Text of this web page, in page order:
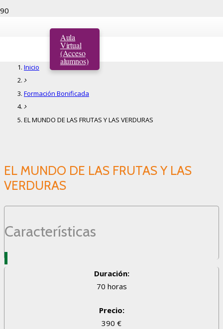
Aula
Virtual
(Acceso
alumnos)
EL MUNDO DE LAS FRUTAS Y LAS
Inicio
Formación Bonificada
EL MUNDO DE LAS FRUTAS Y LAS VERDURAS
EL MUNDO DE LAS FRUTAS Y LAS
VERDURAS
Características
Duración:
70 horas
Precio:
390 €